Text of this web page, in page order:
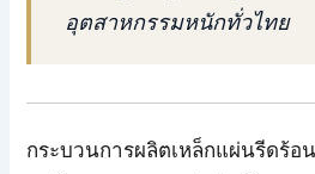
อุตสาหกรรมหนักทั่วไทย
กระบวนการผลิตเหล็กแผ่นรีดร้อ